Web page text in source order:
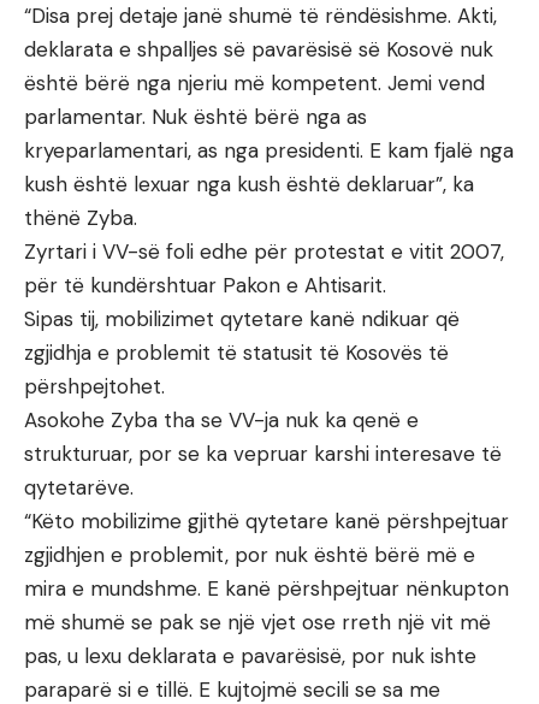
“Disa prej detaje janë shumë të rëndësishme. Akti,
deklarata e shpalljes së pavarësisë së Kosovë nuk
është bërë nga njeriu më kompetent. Jemi vend
parlamentar. Nuk është bërë nga as
kryeparlamentari, as nga presidenti. E kam fjalë nga
kush është lexuar nga kush është deklaruar”, ka
thënë Zyba.
Zyrtari i VV-së foli edhe për protestat e vitit 2007,
për të kundërshtuar Pakon e Ahtisarit.
Sipas tij, mobilizimet qytetare kanë ndikuar që
zgjidhja e problemit të statusit të Kosovës të
përshpejtohet.
Asokohe Zyba tha se VV-ja nuk ka qenë e
strukturuar, por se ka vepruar karshi interesave të
qytetarëve.
“Këto mobilizime gjithë qytetare kanë përshpejtuar
zgjidhjen e problemit, por nuk është bërë më e
mira e mundshme. E kanë përshpejtuar nënkupton
më shumë se pak se një vjet ose rreth një vit më
pas, u lexu deklarata e pavarësisë, por nuk ishte
paraparë si e tillë. E kujtojmë secili se sa me